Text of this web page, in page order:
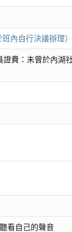
內自行決議辦理）
費：未曾於內湖
看自己的聲音